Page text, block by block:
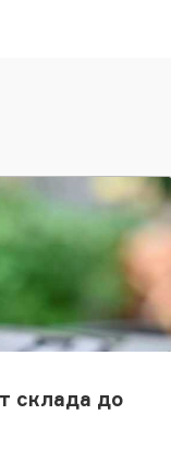
склада до